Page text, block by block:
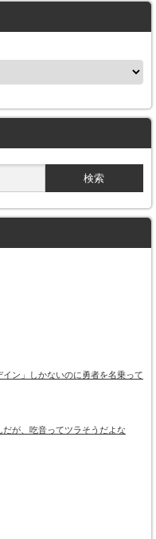
ン」しかないのに勇者を名乗って
が、吃音ってツラそうだよな